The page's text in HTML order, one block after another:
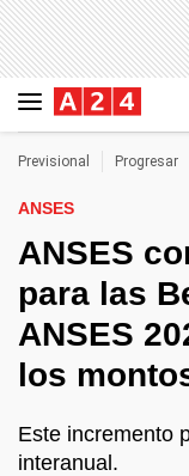
Previsional Progresar
ANSES
ANSES
para las
ANSES
los
Este incremento
interanual.